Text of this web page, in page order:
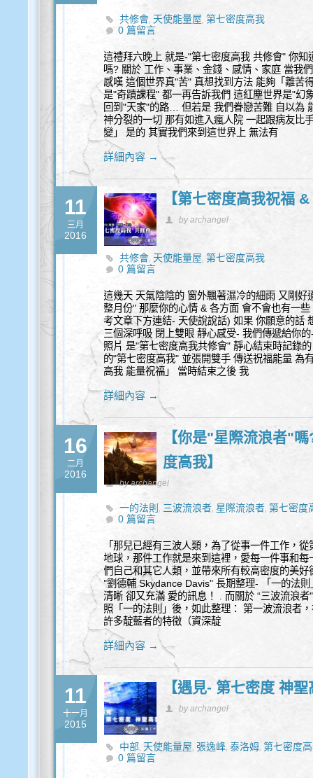
共修會, 天使能量屋,第七密度高我
0 篇留言
這禮拜六晚上 就是-"第七密度高我 共修會" 你
嗎? 關於 工作、事業、金錢、感情、家庭 當我
感嘆 這個世界真"苦" 真想找到方法 能夠「離苦
是"奇蹟課程" 都一再告訴我們 這紅塵世界是"幻
回到"天家"的路… 但若是 我們眷戀苦難 自以為
神分裂的一切 那有如進入瘋人院 一起跟病友比
變」 是的 其實我們來到這世界上 無法有
詳細內容 →
11
三月
2016
【第七密度高我祝福
by archangel
共修會, 天使能量屋, 第七密度高我
0 篇留言
這幾天 天氣陰陰的 窗外飄著濕冷的細雨 又剛
整月份" 那麼你的心情 & 各方面 會不會也有一
考文章下方連結- 天使說說話) 如果 你願意的話
三個深呼吸 閉上雙眼 靜心感受- 我們傳遞給你
照片 是"第七密度高我共修會" 靜心結束時記錄
的"第七密度高我" 並張開雙手 傳送祝福能量 為
高我 能量祝福」 當時結束之後 我
詳細內容 →
16
二月
2016
【你是"星際流浪者"
度高我】
by archangel
一的法則 , 三波流浪者, 星際流浪者,第七密度
0 篇留言
「那兒已經有三波人類，為了從事一件工作，
地球，那件工作就是來到這裡，愛每一件事和
們自己和其它人類，並帶來所有較高密度的美
"劉德輔 Skydance Davis" 長期整理- 「一的法
清晰 卻又充滿 愛的訊息！ . 而關於 “三波流浪
照「一的法則」後，如此整理： 第一波流浪者
許多靛藍者的特徵（資深靛
詳細內容 →
11
十一月
2015
【遇見- 第七密度 神
by archangel
中部, 天使能量屋, 張逸峰,泰洛姆,第七密度
0 篇留言